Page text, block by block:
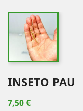
INSETO PAU
7,50 €